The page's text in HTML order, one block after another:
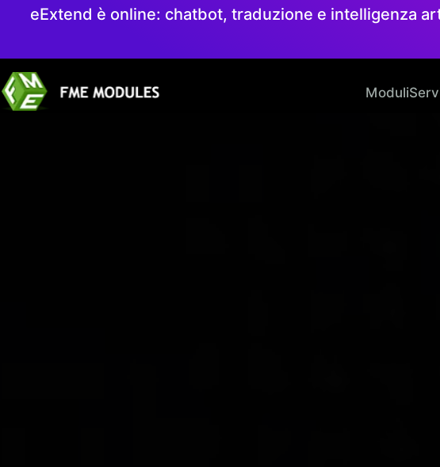
eExtend è online: chatbot, traduzione e intelligenza
Moduli